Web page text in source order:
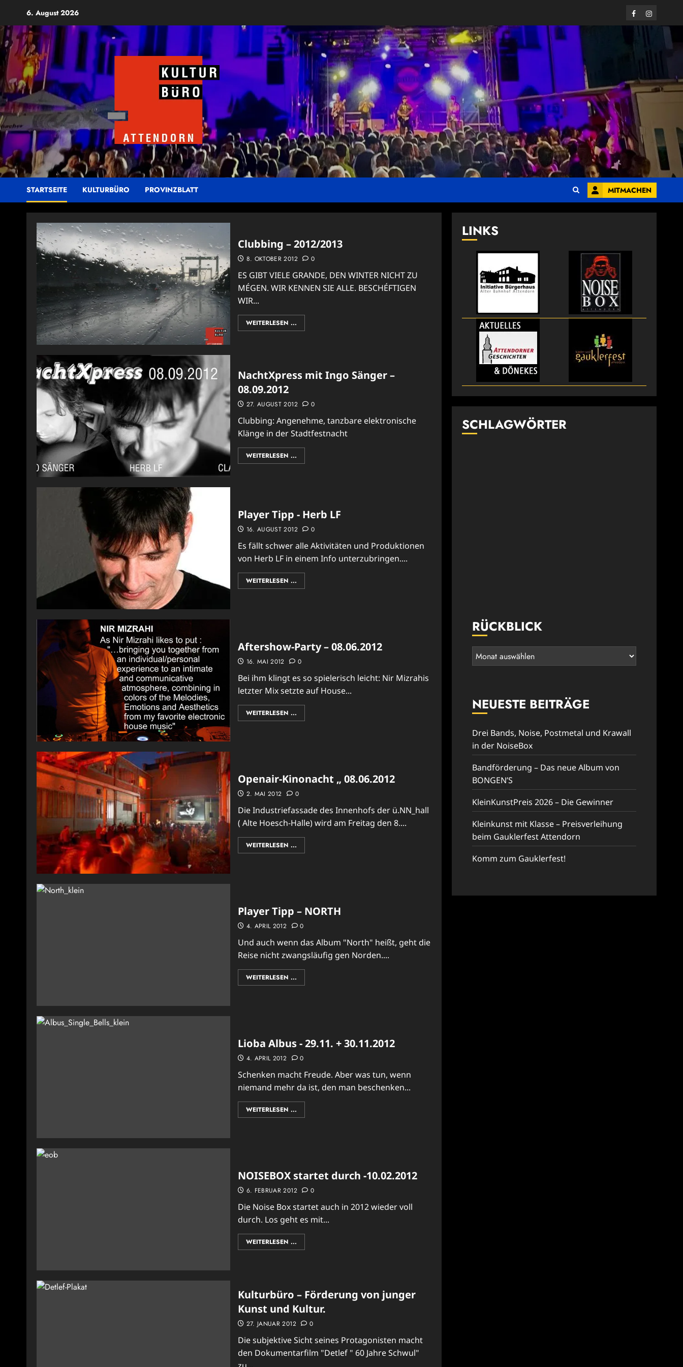
springen
6. August 2026 FacebookInstagram
STARTSEITE KULTURBÜRO PROVINZBLATT MITMACHEN
Clubbing – 2012/2013
8. OKTOBER 2012 0
ES GIBT VIELE GRANDE, DEN WINTER NICHT ZU
MÉGEN. WIR KENNEN SIE ALLE. BESCHÉFTIGEN
WIR...
WEITERLESEN ...
NachtXpress mit Ingo Sänger –
08.09.2012
27. AUGUST 2012 0
Clubbing: Angenehme, tanzbare elektronische
Klänge in der Stadtfestnacht
WEITERLESEN ...
Player Tipp - Herb LF
16. AUGUST 2012 0
Es fällt schwer alle Aktivitäten und Produktionen
von Herb LF in einem Info unterzubringen....
WEITERLESEN ...
Aftershow-Party – 08.06.2012
16. MAI 2012 0
Bei ihm klingt es so spielerisch leicht: Nir Mizrahis
letzter Mix setzte auf House...
WEITERLESEN ...
Openair-Kinonacht „ 08.06.2012
2. MAI 2012 0
Die Industriefassade des Innenhofs der ü.NN_hall
( Alte Hoesch-Halle) wird am Freitag den 8....
WEITERLESEN ...
Player Tipp – NORTH
4. APRIL 2012 0
Und auch wenn das Album "North" heißt, geht die
Reise nicht zwangsläufig gen Norden....
WEITERLESEN ...
Lioba Albus - 29.11. + 30.11.2012
4. APRIL 2012 0
Schenken macht Freude. Aber was tun, wenn
niemand mehr da ist, den man beschenken...
WEITERLESEN ...
NOISEBOX startet durch -10.02.2012
6. FEBRUAR 2012 0
Die Noise Box startet auch in 2012 wieder voll
durch. Los geht es mit...
WEITERLESEN ...
Kulturbüro – Förderung von junger
Kunst und Kultur.
27. JANUAR 2012 0
Die subjektive Sicht seines Protagonisten macht
den Dokumentarfilm "Detlef " 60 Jahre Schwul"
LINKS
SCHLAGWÖRTER
RÜCKBLICK
Rückblick
NEUESTE BEITRÄGE
Drei Bands, Noise, Postmetal und Krawall
in der NoiseBox
Bandförderung – Das neue Album von
BONGEN’S
KleinKunstPreis 2026 – Die Gewinner
Kleinkunst mit Klasse – Preisverleihung
beim Gauklerfest Attendorn
Komm zum Gauklerfest!